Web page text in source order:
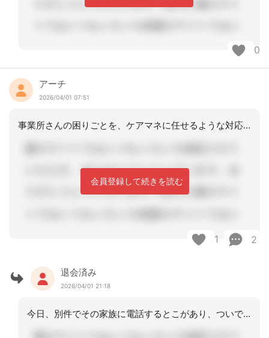
0
アーチ
2026/04/01 07:51
事業所さんの困りごとを、ケアマネに任せるような対応は、こちらも困るので、事業所さ
会員登録して続きを読む
1 2
退会済み
2026/04/01 21:18
今日、別件でその家族に電話するとこがあり、ついでに聞いてみたところ、電話ないし、